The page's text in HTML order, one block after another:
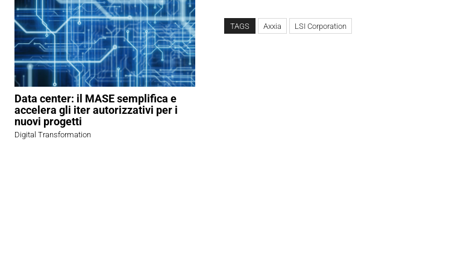
Data center: il MASE semplifica e
accelera gli iter autorizzativi per i
nuovi progetti
Digital Transformation
TAGS Axxia LSI Corporation